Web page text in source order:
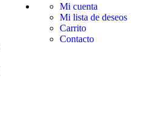
Mi cuenta
Mi lista de deseos
Carrito
Contacto